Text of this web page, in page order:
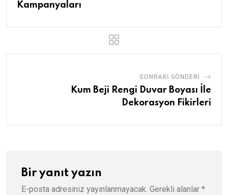
Kampanyaları
SONRAKI GÖNDERI
Kum Beji Rengi Duvar Boyası İle
Dekorasyon Fikirleri
Bir yanıt yazın
E-posta adresiniz yayınlanmayacak. Gerekli alanlar *